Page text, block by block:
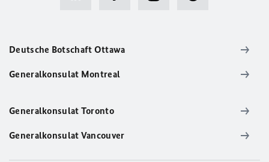
Deutsche Botschaft Ottawa
Generalkonsulat Montreal
Generalkonsulat Toronto
Generalkonsulat Vancouver